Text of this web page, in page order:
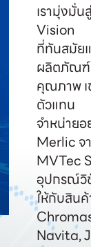
เรามุ่งมั่
Vision
ที่ทันสมัย
ผลิตภัณฑ์
คุณภาพ เ
ตัวแทน
จำหน่าย
Merlic จ
MVTec
อุปกรณ์วิ
ให้กับสิน
Navita,